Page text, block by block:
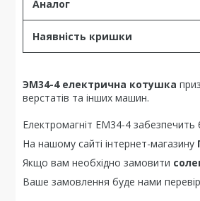
Аналог
Наявність кришки
ЭМ34-4 електрична котушка
верстатів та інших машин.
Електромагніт ЕМ34-4
На нашому сайті інтернет-магазину
Якщо вам необхідно замовити
Ваше замовлення буде нами